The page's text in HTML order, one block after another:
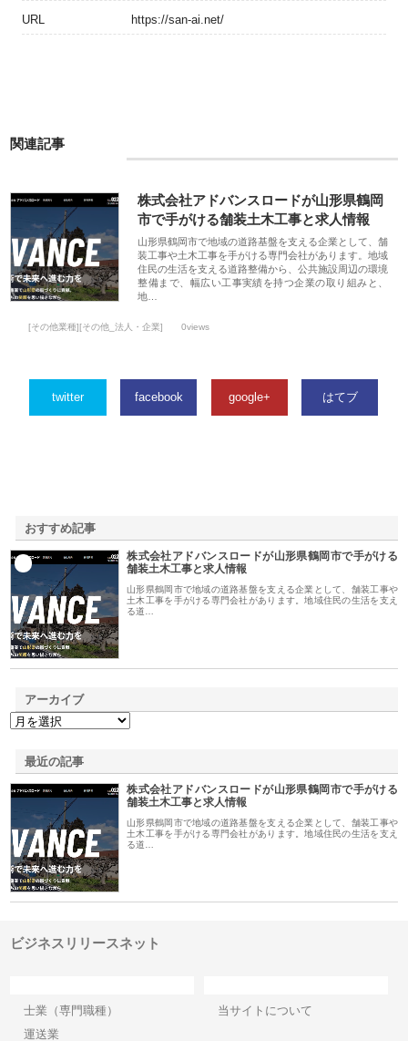
URL https://san-ai.net/
関連記事
株式会社アドバンスロードが山形県鶴岡
市で手がける舗装土木工事と求人情報
山形県鶴岡市で地域の道路基盤を支える企業として、舗
装工事や土木工事を手がける専門会社があります。地域
住民の生活を支える道路整備から、公共施設周辺の環境
整備まで、幅広い工事実績を持つ企業の取り組みと、
地…
[その他業種][その他_法人・企業] 0views
twitter facebook google+ はてブ
おすすめ記事
株式会社アドバンスロードが山形県鶴岡市で手がける
舗装土木工事と求人情報
山形県鶴岡市で地域の道路基盤を支える企業として、舗装工事や
土木工事を手がける専門会社があります。地域住民の生活を支え
る道…
アーカイブ
最近の記事
株式会社アドバンスロードが山形県鶴岡市で手がける
舗装土木工事と求人情報
山形県鶴岡市で地域の道路基盤を支える企業として、舗装工事や
土木工事を手がける専門会社があります。地域住民の生活を支え
る道…
ビジネスリリースネット
士業（専門職種）
運送業
当サイトについて